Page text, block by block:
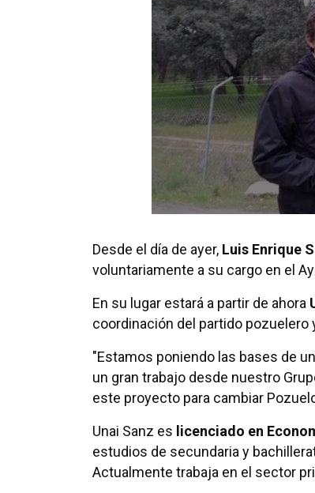
Desde el día de ayer, Luis Enrique
voluntariamente a su cargo en el
En su lugar estará a partir de ahora
coordinación del partido pozuelero
"Estamos poniendo las bases de
un gran trabajo desde nuestro
este proyecto para cambiar
Unai Sanz es licenciado en
estudios de secundaria y
Actualmente trabaja en el sector